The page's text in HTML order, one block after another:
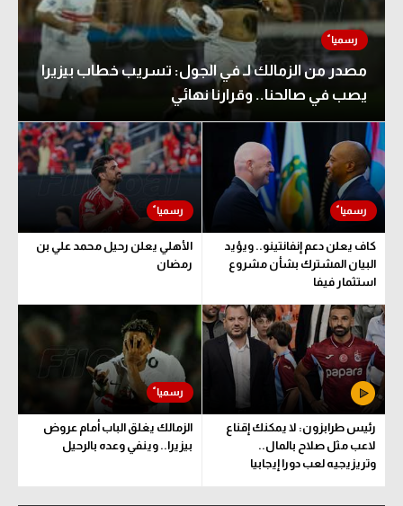
مصدر من الزمالك لـ في الجول: تسريب خطاب بيزيرا
يصب في صالحنا.. وقرارنا نهائي
كاف يعلن دعم إنفانتينو.. ويؤيد
البيان المشترك بشأن مشروع
استثمار فيفا
الأهلي يعلن رحيل محمد علي بن
رمضان
رئيس طرابزون: لا يمكنك إقناع
لاعب مثل صلاح بالمال..
وتريزيجيه لعب دورا إيجابيا
الزمالك يغلق الباب أمام عروض
بيزيرا.. وينفي وعده بالرحيل